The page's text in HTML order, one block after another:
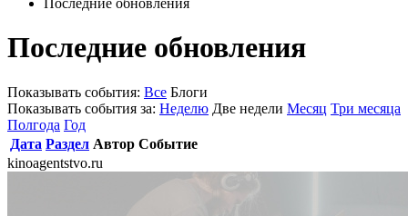
Последние обновления
Последние обновления
Показывать события: Все Блоги
Показывать события за: Неделю Две недели Месяц Три месяца
Полгода Год
Дата Раздел Автор Событие
kinoagentstvo.ru